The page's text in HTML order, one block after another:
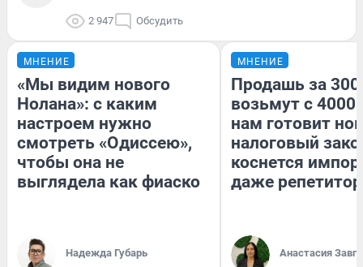
2 947 Обсудить
МНЕНИЕ
«Мы видим нового
Нолана»: с каким
настроем нужно
смотреть «Одиссею»,
чтобы она не
выглядела как фиаско
Надежда Губарь
МНЕНИЕ
Продашь за
возьмут с
нам готовит
налоговый
коснется
даже
Анастасия